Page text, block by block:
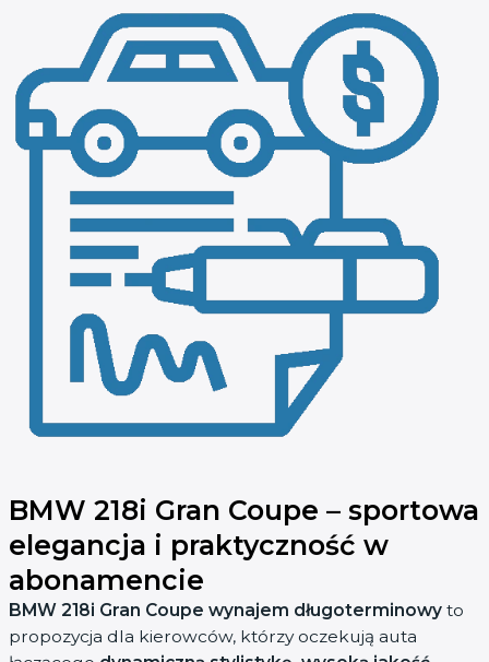
BMW 218i Gran Coupe – sportowa
elegancja i praktyczność w
abonamencie
BMW 218i Gran Coupe wynajem długoterminowy to
propozycja dla kierowców, którzy oczekują auta